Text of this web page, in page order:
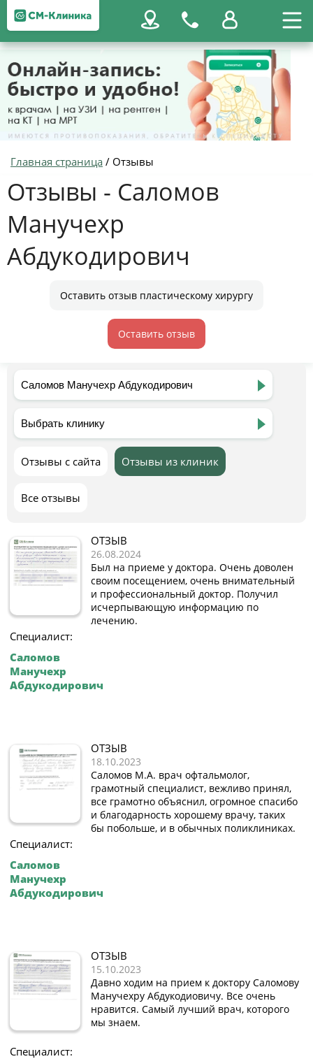
Главная страница / Отзывы
Отзывы - Саломов
Манучехр
Абдукодирович
Оставить отзыв пластическому хирургу
Оставить отзыв
Отзывы с сайта Отзывы из клиник
Все отзывы
Специалист:
Саломов
Манучехр
Абдукодирович
ОТЗЫВ
26.08.2024
Был на приеме у доктора. Очень доволен
своим посещением, очень внимательный
и профессиональный доктор. Получил
исчерпывающую информацию по
лечению.
Специалист:
Саломов
Манучехр
Абдукодирович
ОТЗЫВ
18.10.2023
Саломов М.А. врач офтальмолог,
грамотный специалист, вежливо принял,
все грамотно объяснил, огромное спасибо
и благодарность хорошему врачу, таких
бы побольше, и в обычных поликлиниках.
Специалист:
ОТЗЫВ
15.10.2023
Давно ходим на прием к доктору Саломову
Манучехру Абдукодиовичу. Все очень
нравится. Самый лучший врач, которого
мы знаем.